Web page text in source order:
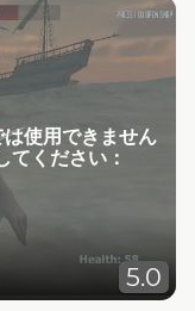
使用できません
てください：
5.0